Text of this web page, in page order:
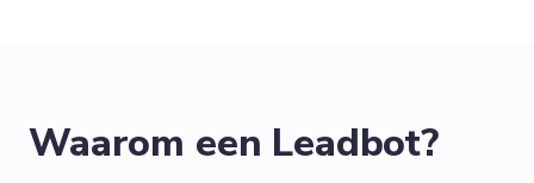
Waarom een Leadbot?